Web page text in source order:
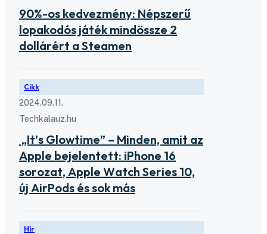
90%-os kedvezmény: Népszerű
lopakodós játék mindössze 2
dollárért a Steamen
Cikk
2024.09.11.
Techkalauz.hu
„It’s Glowtime” – Minden, amit az
Apple bejelentett: iPhone 16
sorozat, Apple Watch Series 10,
új AirPods és sok más
Hír